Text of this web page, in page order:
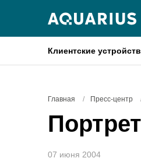
Клиентские
Главная / Пресс-центр
07 июня 2004